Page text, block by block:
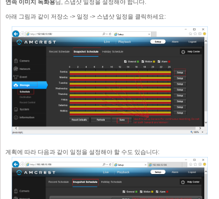
연속 이미지 녹화용님, 스냅샷 일정을 설정해야 합니다.
아래 그림과 같이 저장소 -> 일정 -> 스냅샷 일정을 클릭하세요:
계획에 따라 다음과 같이 일정을 설정해야 할 수도 있습니다: